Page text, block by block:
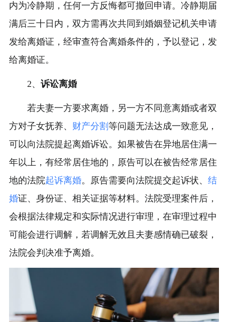
内为冷静期，任何一方反悔都可撤回申请。冷静期届
满后三十日内，双方需再次共同到婚姻登记机关申请
发给离婚证，经审查符合离婚条件的，予以登记，发
给离婚证。
2、 诉讼离婚
若夫妻一方要求离婚，另一方不同意离婚或者双
方对子女抚养、 财产分割 等问题无法达成一致意见，
可以向法院提起离婚诉讼。如果被告在异地居住满一
年以上，有经常居住地的，原告可以在被告经常居住
地的法院起诉离婚。原告需要向法院提交起诉状、 结
婚证、身份证、相关证据等材料。法院受理案件后，
会根据法律规定和实际情况进行审理，在审理过程中
可能会进行调解，若调解无效且夫妻感情确已破裂，
法院会判决准予离婚。